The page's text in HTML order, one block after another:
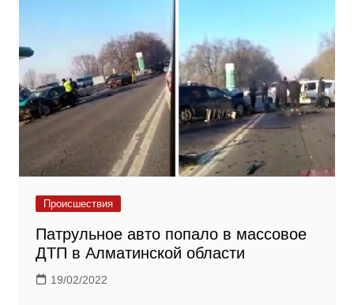
Происшествия
Патрульное авто попало в массовое
ДТП в Алматинской области
19/02/2022